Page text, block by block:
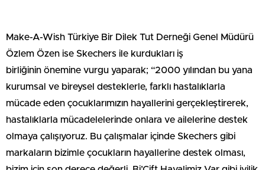
Make-A-Wish Türkiye Bir Dilek Tut Derneği Genel Müdürü
Özlem Özen ise Skechers ile kurdukları iş
birliğinin önemine vurgu yaparak; “2000 yılından bu yana
kurumsal ve bireysel desteklerle, farklı hastalıklarla
mücade eden çocuklarımızın hayallerini gerçekleştirerek,
hastalıklarla mücadelelerinde onlara ve ailelerine destek
olmaya çalışıyoruz. Bu çalışmalar içinde Skechers gibi
markaların bizimle çocukların hayallerine destek olması,